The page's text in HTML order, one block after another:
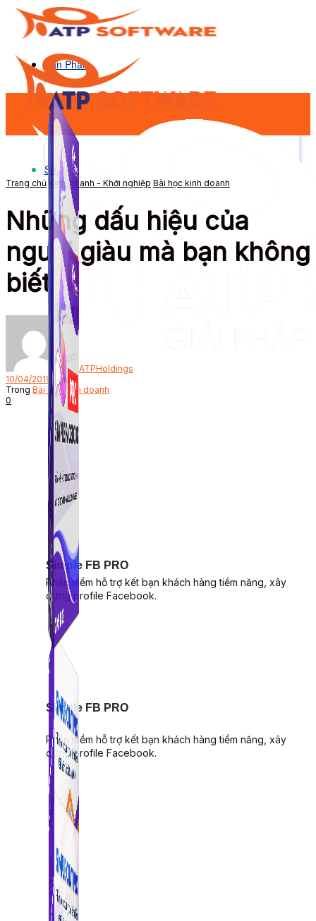
Sản Phẩm
Simple FB PRO
Phần mềm hỗ trợ kết bạn khách hàng tiềm năng, xây
dựng profile Facebook.
Sản Phẩm
Simple FB PRO
Phần mềm hỗ trợ kết bạn khách hàng tiềm năng, xây
dựng profile Facebook.
Trang chủ Kinh doanh - Khởi nghiệp Bài học kinh doanh
Những dấu hiệu của
người giàu mà bạn không
biết
Bởi ATPHoldings
10/04/2019
Trong Bài học kinh doanh
0